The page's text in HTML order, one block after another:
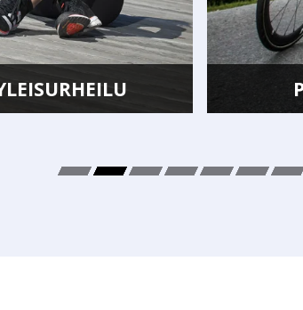
PYÖRÄILY